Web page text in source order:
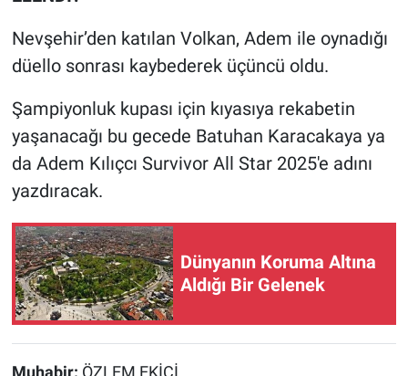
Nevşehir’den katılan Volkan, Adem ile oynadığı
düello sonrası kaybederek üçüncü oldu.
Şampiyonluk kupası için kıyasıya rekabetin
yaşanacağı bu gecede Batuhan Karacakaya ya
da Adem Kılıçcı Survivor All Star 2025'e adını
yazdıracak.
Dünyanın Koruma Altına
Aldığı Bir Gelenek
Muhabir: ÖZLEM EKİCİ